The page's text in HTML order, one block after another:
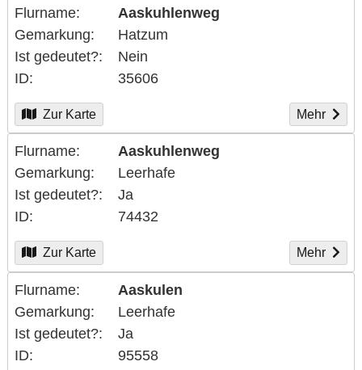
Flurname
Aaskuhlenweg
Gemarkung
Hatzum
Ist gedeutet?
Nein
ID
35606
Zur Karte Mehr
Flurname
Aaskuhlenweg
Gemarkung
Leerhafe
Ist gedeutet?
Ja
ID
74432
Zur Karte Mehr
Flurname
Aaskulen
Gemarkung
Leerhafe
Ist gedeutet?
Ja
ID
95558